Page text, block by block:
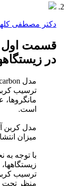
دکتر مصطفی
قسمت اول
در
ترسیب
مانگروها،
است.
مدل کربن
میزان
با توجه به
منظر تحت